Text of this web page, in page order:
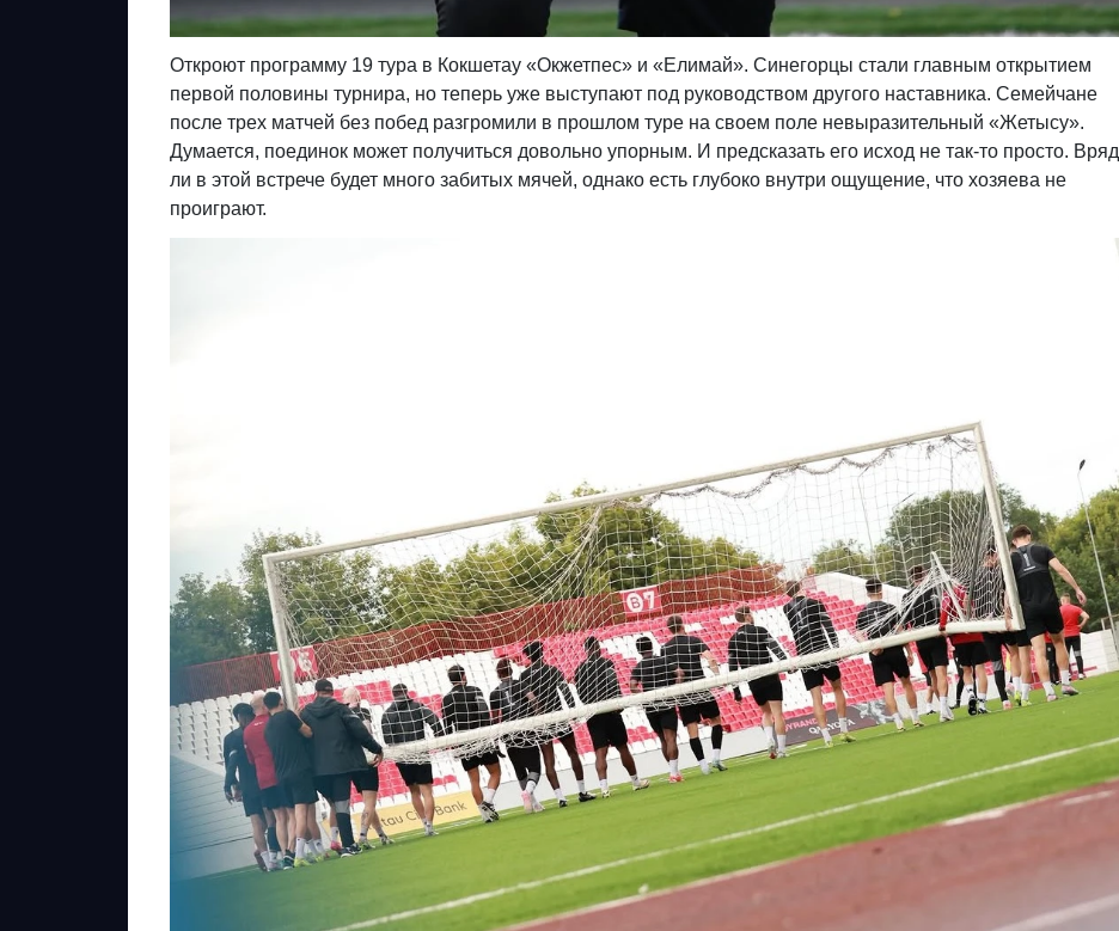
Откроют программу 19 тура в Кокшетау «Окжетпес» и «Елимай». Синегорцы стали главным открытием
первой половины турнира, но теперь уже выступают под руководством другого наставника. Семейчане
после трех матчей без побед разгромили в прошлом туре на своем поле невыразительный «Жетысу».
Думается, поединок может получиться довольно упорным. И предсказать его исход не так-то просто. Вряд
ли в этой встрече будет много забитых мячей, однако есть глубоко внутри ощущение, что хозяева не
проиграют.